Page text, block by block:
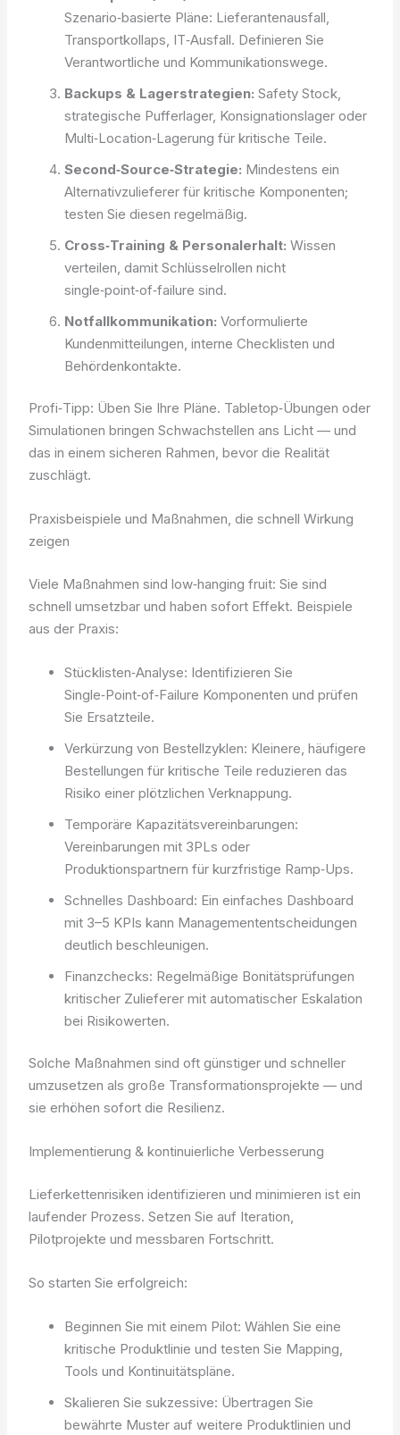
Szenario‑basierte Pläne: Lieferantenausfall,
Transportkollaps, IT‑Ausfall. Definieren Sie
Verantwortliche und Kommunikationswege.
Backups & Lagerstrategien: Safety Stock,
strategische Pufferlager, Konsignationslager oder
Multi‑Location‑Lagerung für kritische Teile.
Second‑Source‑Strategie: Mindestens ein
Alternativzulieferer für kritische Komponenten;
testen Sie diesen regelmäßig.
Cross‑Training & Personalerhalt: Wissen
verteilen, damit Schlüsselrollen nicht
single‑point‑of‑failure sind.
Notfallkommunikation: Vorformulierte
Kundenmitteilungen, interne Checklisten und
Behördenkontakte.
Profi‑Tipp: Üben Sie Ihre Pläne. Tabletop‑Übungen oder
Simulationen bringen Schwachstellen ans Licht — und
das in einem sicheren Rahmen, bevor die Realität
zuschlägt.
Praxisbeispiele und Maßnahmen, die schnell Wirkung
zeigen
Viele Maßnahmen sind low‑hanging fruit: Sie sind
schnell umsetzbar und haben sofort Effekt. Beispiele
aus der Praxis:
Stücklisten‑Analyse: Identifizieren Sie
Single‑Point‑of‑Failure Komponenten und prüfen
Sie Ersatzteile.
Verkürzung von Bestellzyklen: Kleinere, häufigere
Bestellungen für kritische Teile reduzieren das
Risiko einer plötzlichen Verknappung.
Temporäre Kapazitätsvereinbarungen:
Vereinbarungen mit 3PLs oder
Produktionspartnern für kurzfristige Ramp‑Ups.
Schnelles Dashboard: Ein einfaches Dashboard
mit 3–5 KPIs kann Managemententscheidungen
deutlich beschleunigen.
Finanzchecks: Regelmäßige Bonitätsprüfungen
kritischer Zulieferer mit automatischer Eskalation
bei Risikowerten.
Solche Maßnahmen sind oft günstiger und schneller
umzusetzen als große Transformationsprojekte — und
sie erhöhen sofort die Resilienz.
Implementierung & kontinuierliche Verbesserung
Lieferkettenrisiken identifizieren und minimieren ist ein
laufender Prozess. Setzen Sie auf Iteration,
Pilotprojekte und messbaren Fortschritt.
So starten Sie erfolgreich:
Beginnen Sie mit einem Pilot: Wählen Sie eine
kritische Produktlinie und testen Sie Mapping,
Tools und Kontinuitätspläne.
Skalieren Sie sukzessive: Übertragen Sie
bewährte Muster auf weitere Produktlinien und